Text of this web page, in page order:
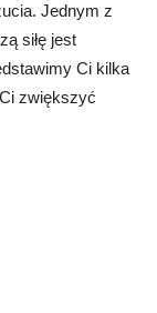
Jednym z
siłę jest
Ci kilka
zwiększyć